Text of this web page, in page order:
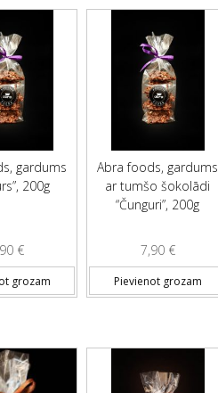
gardums
200g
€
grozam
Abra foods, gardums
ar tumšo šokolādi
“Čunguri”, 200g
7,90 €
Pievienot grozam